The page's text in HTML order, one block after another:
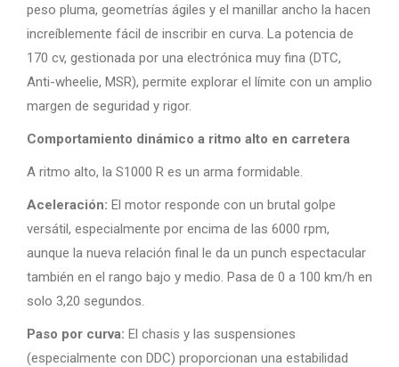
peso pluma, geometrías ágiles y el manillar ancho la hacen
increíblemente fácil de inscribir en curva. La potencia de
170 cv, gestionada por una electrónica muy fina (DTC,
Anti-wheelie, MSR), permite explorar el límite con un amplio
margen de seguridad y rigor.
Comportamiento dinámico a ritmo alto en carretera
A ritmo alto, la S1000 R es un arma formidable.
Aceleración: El motor responde con un brutal golpe
versátil, especialmente por encima de las 6000 rpm,
aunque la nueva relación final le da un punch espectacular
también en el rango bajo y medio. Pasa de 0 a 100 km/h en
solo 3,20 segundos.
Paso por curva: El chasis y las suspensiones
(especialmente con DDC) proporcionan una estabilidad